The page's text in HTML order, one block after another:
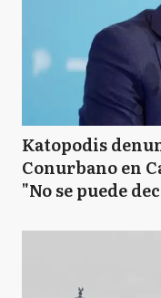
Katopodis
Conurbano en
"No se puede